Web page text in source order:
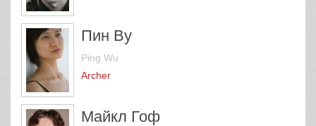
Пин Ву
Ping Wu
Archer
Майкл Гоф